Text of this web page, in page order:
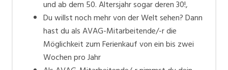
und ab dem 50. Altersjahr sogar deren 30!,
Du willst noch mehr von der Welt sehen? Dann
hast du als AVAG-Mitarbeitende/-r die
Möglichkeit zum Ferienkauf von ein bis zwei
Wochen pro Jahr